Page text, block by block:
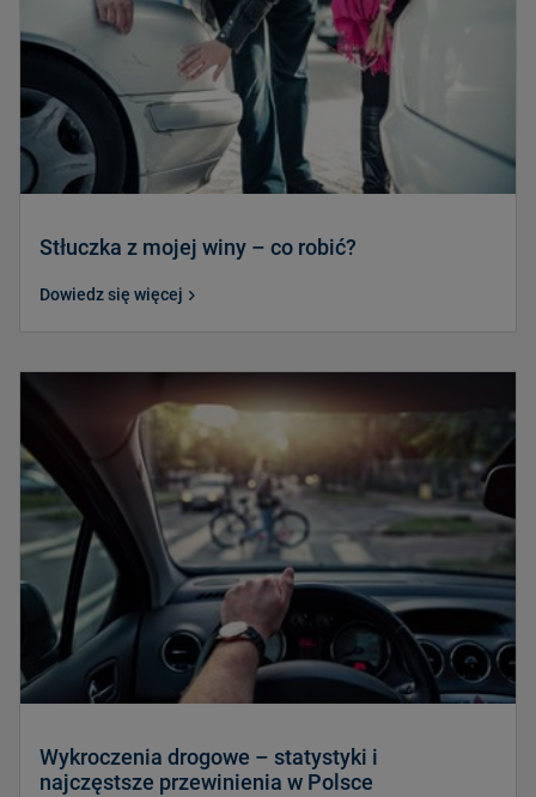
Stłuczka z mojej winy – co robić?
Dowiedz się więcej
Wykroczenia drogowe – statystyki i
najczęstsze przewinienia w Polsce